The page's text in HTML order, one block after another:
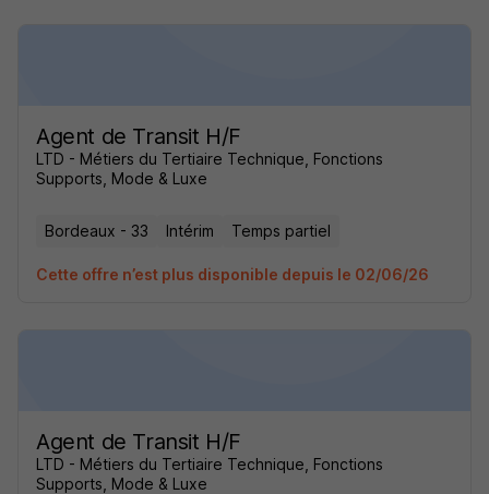
Agent de Transit H/F
LTD - Métiers du Tertiaire Technique, Fonctions
Supports, Mode & Luxe
Bordeaux - 33 Intérim Temps partiel
Cette offre n’est plus disponible depuis le 02/06/26
Agent de Transit H/F
LTD - Métiers du Tertiaire Technique, Fonctions
Supports, Mode & Luxe